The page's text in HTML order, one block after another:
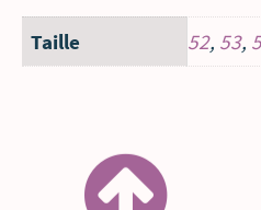
Taille 52, 53,